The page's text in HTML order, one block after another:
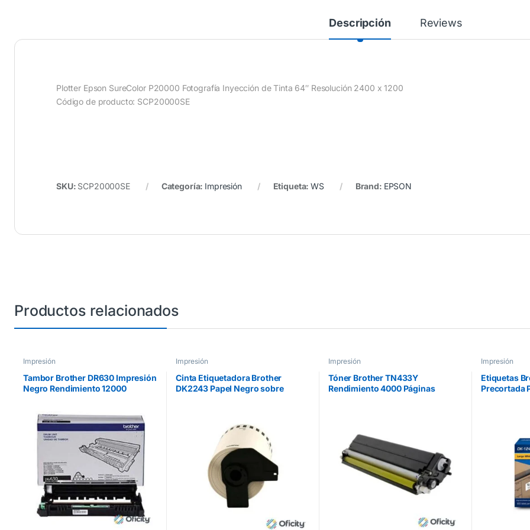
Descripción Reviews
Plotter Epson SureColor P20000 Fotografía Inyección de Tinta 64″ Resolución 2400 x 1200
Código de producto: SCP20000SE
SKU: SCP20000SE Categoría: Impresión Etiqueta:WS Brand: EPSON
Productos relacionados
Impresión
Tambor Brother DR630 Impresión
Negro Rendimiento 12000
W/MFCL2700D/MFCL272 Negro
Impresión
Cinta Etiquetadora Brother
DK2243 Papel Negro sobre
Impresión
Tóner Brother TN433Y
Rendimiento 4000 Páginas
Impresión
Etiquetas
Precortada